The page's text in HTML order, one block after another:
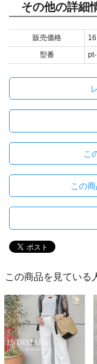
その他の詳細
販売価格
型番
こ
この
この商品を見ている